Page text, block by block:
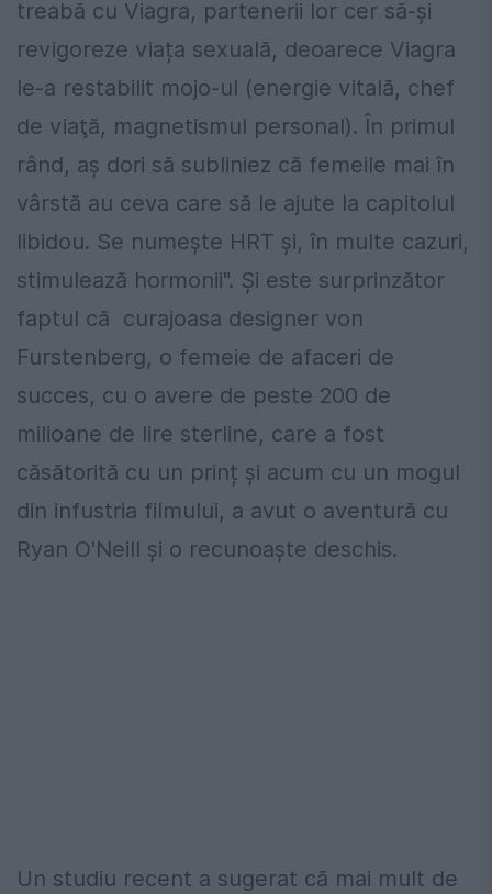
treabă cu Viagra, partenerii lor cer să-și
revigoreze viața sexuală, deoarece Viagra
le-a restabilit mojo-ul (energie vitală, chef
de viaţă, magnetismul personal). În primul
rând, aș dori să subliniez că femeile mai în
vârstă au ceva care să le ajute la capitolul
libidou. Se numește HRT și, în multe cazuri,
stimulează hormonii". Și este surprinzător
faptul că curajoasa designer von
Furstenberg, o femeie de afaceri de
succes, cu o avere de peste 200 de
milioane de lire sterline, care a fost
căsătorită cu un prinț și acum cu un mogul
din infustria filmului, a avut o aventură cu
Ryan O'Neill şi o recunoaşte deschis.
Un studiu recent a sugerat că mai mult de